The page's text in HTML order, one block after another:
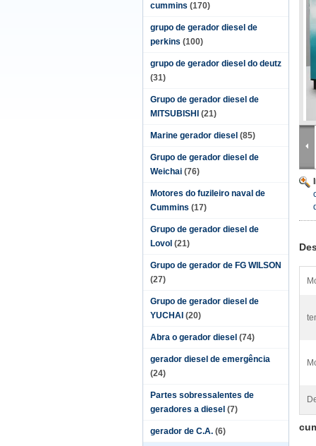
cummins (170)
grupo de gerador diesel de
perkins (100)
grupo de gerador diesel do deutz
(31)
Grupo de gerador diesel de
MITSUBISHI (21)
Marine gerador diesel (85)
Grupo de gerador diesel de
Weichai (76)
Motores do fuzileiro naval de
Cummins (17)
Grupo de gerador diesel de
Lovol (21)
Grupo de gerador de FG WILSON
(27)
Grupo de gerador diesel de
YUCHAI (20)
Abra o gerador diesel (74)
gerador diesel de emergência
(24)
Partes sobressalentes de
geradores a diesel (7)
gerador de C.A. (6)